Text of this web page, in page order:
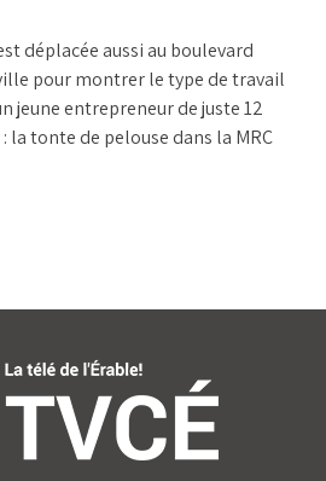
déplacée aussi au boulevard
pour montrer le type de travail
jeune entrepreneur de juste 12
la tonte de pelouse dans la MRC